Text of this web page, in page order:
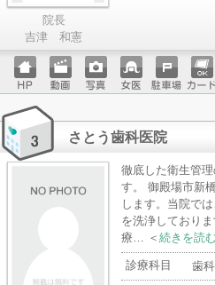
院長
吉津 和憲
ホーム
ページ
動画 写真 女医 駐車場クレ
さとう歯科医院
徹底した衛生管
す。 御殿場市新
します。当院で
を洗浄しており
療… ＜ 続きを読む
診療科目
歯科